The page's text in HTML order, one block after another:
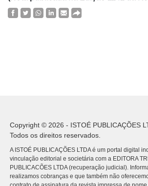
Copyright © 2026 - ISTOÉ PUBLICAÇÕES
Todos os direitos reservados.
A ISTOÉ PUBLICAÇÕES LTDA é um portal digital
vinculação editorial e societária com a EDITORA
PUBLICACÕES LTDA (recuperação judicial).
realizamos cobranças e que também não